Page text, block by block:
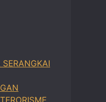
SERANGKAI